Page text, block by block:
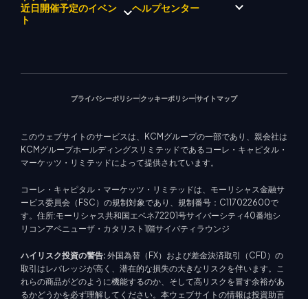
企業理念
企業ニュース
ビデオギャラリー
経済カレンダー
EA サポート (MT4)
エネルギー
株式インデックス
株式CFD
メタトレーダー 4
メタトレーダー 5
マーケットアナリストチーム
近日開催予定のイベン
ト
ヘルプセンター
プライバシーポリシークッキーポリシーサイトマップ
このウェブサイトのサービスは、KCMグループの一部であり、親会社は
KCMグループホールディングスリミテッドであるコーレ・キャピタル・
マーケッツ・リミテッドによって提供されています。
コーレ・キャピタル・マーケッツ・リミテッドは、モーリシャス金融サ
ービス委員会（FSC）の規制対象であり、規制番号：C117022600で
す。住所:モーリシャス共和国エベネ72201号サイバーシティ40番地シ
リコンアベニューザ・カタリスト1階サイバティラウンジ
ハイリスク投資の警告: 外国為替（FX）および差金決済取引（CFD）の
取引はレバレッジが高く、潜在的な損失の大きなリスクを伴います。こ
れらの商品がどのように機能するのか、そして高リスクを冒す余裕があ
るかどうかを必ず理解してください。本ウェブサイトの情報は投資助言